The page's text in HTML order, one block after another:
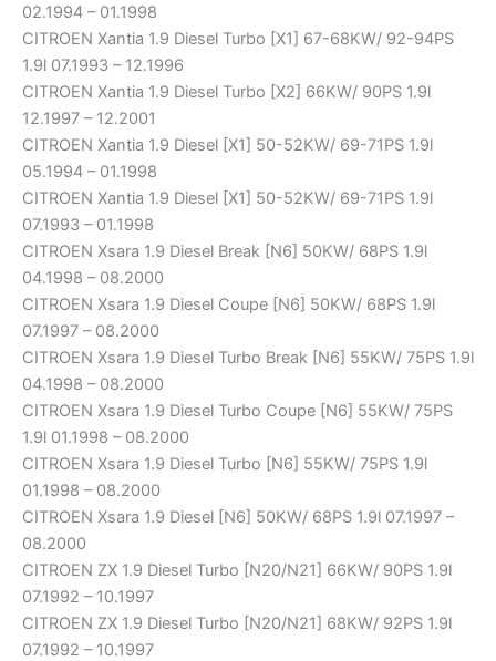
02.1994 – 01.1998
CITROEN Xantia 1.9 Diesel Turbo [X1] 67-68KW/ 92-94PS
1.9l 07.1993 – 12.1996
CITROEN Xantia 1.9 Diesel Turbo [X2] 66KW/ 90PS 1.9l
12.1997 – 12.2001
CITROEN Xantia 1.9 Diesel [X1] 50-52KW/ 69-71PS 1.9l
05.1994 – 01.1998
CITROEN Xantia 1.9 Diesel [X1] 50-52KW/ 69-71PS 1.9l
07.1993 – 01.1998
CITROEN Xsara 1.9 Diesel Break [N6] 50KW/ 68PS 1.9l
04.1998 – 08.2000
CITROEN Xsara 1.9 Diesel Coupe [N6] 50KW/ 68PS 1.9l
07.1997 – 08.2000
CITROEN Xsara 1.9 Diesel Turbo Break [N6] 55KW/ 75PS 1.9l
04.1998 – 08.2000
CITROEN Xsara 1.9 Diesel Turbo Coupe [N6] 55KW/ 75PS
1.9l 01.1998 – 08.2000
CITROEN Xsara 1.9 Diesel Turbo [N6] 55KW/ 75PS 1.9l
01.1998 – 08.2000
CITROEN Xsara 1.9 Diesel [N6] 50KW/ 68PS 1.9l 07.1997 –
08.2000
CITROEN ZX 1.9 Diesel Turbo [N20/N21] 66KW/ 90PS 1.9l
07.1992 – 10.1997
CITROEN ZX 1.9 Diesel Turbo [N20/N21] 68KW/ 92PS 1.9l
07.1992 – 10.1997